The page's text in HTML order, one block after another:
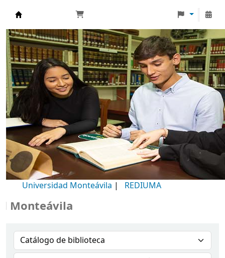
Biblioteca Universidad Monteávila
Universidad Monteávila | REDIUMA